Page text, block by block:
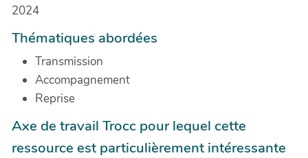
2024
Thématiques abordées
Transmission
Accompagnement
Reprise
Axe de travail Trocc pour lequel cette
ressource est particulièrement intéressante